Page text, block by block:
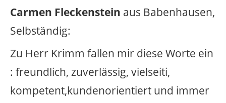
Carmen Fleckenstein aus Babenhausen,
Selbständig:
Zu Herr Krimm fallen mir diese Worte ein
: freundlich, zuverlässig, vielseiti,
kompetent,kundenorientiert und immer